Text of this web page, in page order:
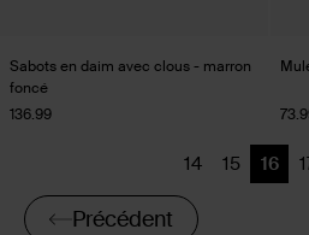
Sabots en daim avec clous - marron
foncé
136.99
Précédent
Précédent
14
Précédent
15 16